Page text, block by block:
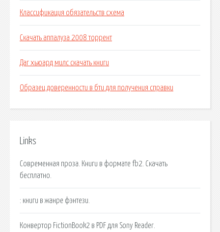
Классификация обязательств схема
Скачать аппалуза 2008 торрент
Даг хьюард милс скачать книги
Образец доверенности в бти для получения справки
Links
Современная проза. Книги в формате fb2. Скачать
бесплатно.
: книги в жанре фэнтези.
Конвертор FictionBook2 в PDF для Sony Reader.